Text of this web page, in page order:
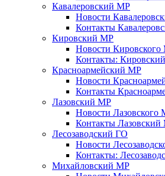
Кавалеровский МР
Новости
Контакты
Кировский МР
Новости
Контакты:
Красноармейский МР
Новости
Контакты
Лазовский МР
Новости Лазовского
Контакты
Лесозаводский ГО
Новости
Контакты:
Михайловский МР